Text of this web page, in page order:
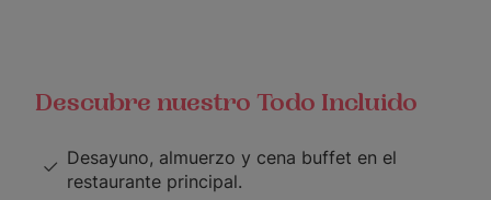
Descubre nuestro Todo Incluido
Desayuno, almuerzo y cena buffet en el
restaurante principal.